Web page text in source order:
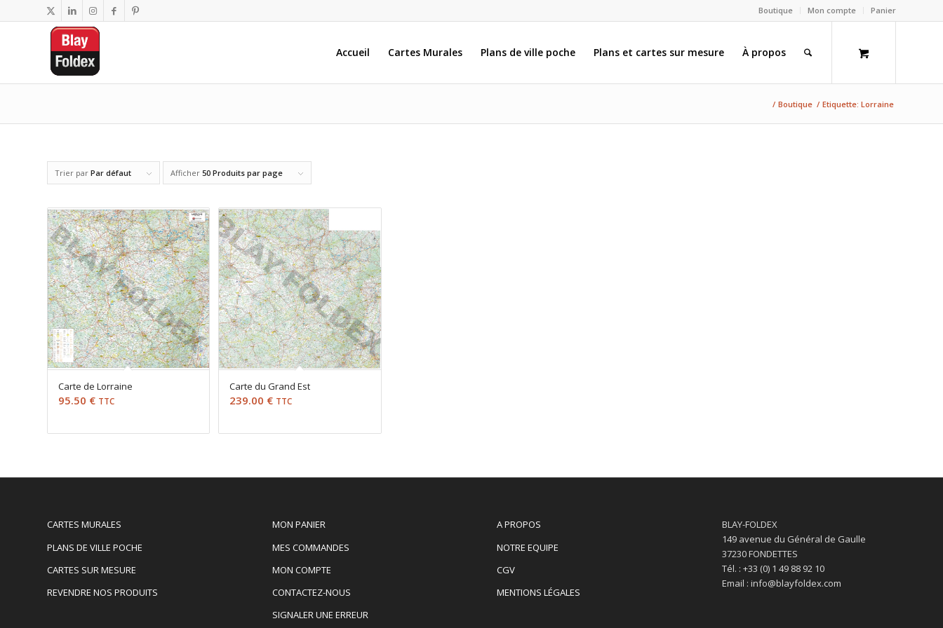
Boutique Mon compte Panier
Accueil Cartes Murales Plans de ville poche Plans et cartes sur mesure À propos
/ Boutique / Etiquette: Lorraine
Trier par Par défaut Afficher 50 Produits par page
Carte de Lorraine
95.50 € TTC
Carte du Grand Est
239.00 € TTC
CARTES MURALES
PLANS DE VILLE POCHE
CARTES SUR MESURE
REVENDRE NOS PRODUITS
MON PANIER
MES COMMANDES
MON COMPTE
CONTACTEZ-NOUS
SIGNALER UNE ERREUR
A PROPOS
NOTRE EQUIPE
CGV
MENTIONS LÉGALES
BLAY-FOLDEX
149 avenue du Général de Gaulle
37230 FONDETTES
Tél. : +33 (0) 1 49 88 92 10
Email : info@blayfoldex.com